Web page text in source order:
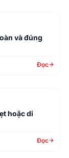
và đúng
Đọc
hoặc di
Đọc